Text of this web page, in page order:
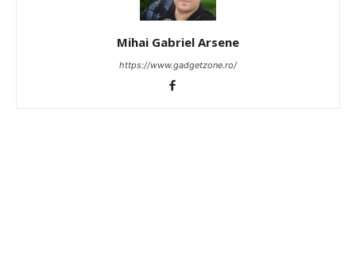
Mihai Gabriel Arsene
https://www.gadgetzone.ro/